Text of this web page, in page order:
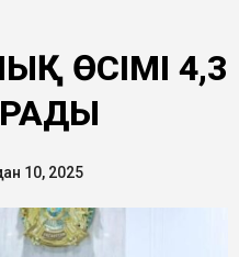
ӨСІМІ 4,3
10, 2025